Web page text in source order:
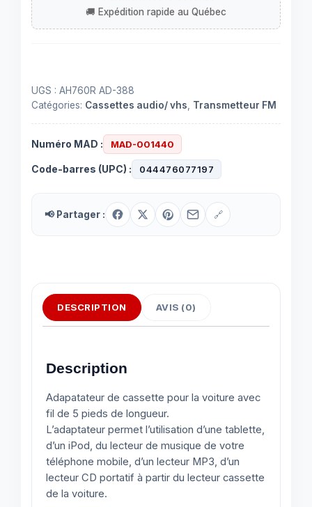
la
voiture
UGS : AH760R AD-388
Catégories: Cassettes audio/ vhs, Transmetteur FM
Numéro MAD : MAD-001440
Code-barres (UPC) : 044476077197
📢 Partager : 🔗
DESCRIPTION AVIS (0)
Description
Adapatateur de cassette pour la voiture avec
fil de 5 pieds de longueur.
L’adaptateur permet l’utilisation d’une tablette,
d’un iPod, du lecteur de musique de votre
téléphone mobile, d’un lecteur MP3, d’un
lecteur CD portatif à partir du lecteur cassette
de la voiture.